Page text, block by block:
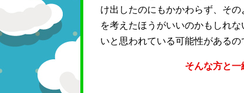
け出したのにもかかわらず、そ
を考えたほうがいいのかもしれ
いと思われている可能性があるの
そんな方と一